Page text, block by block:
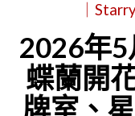
｜
2026年5
蝶蘭開
牌室、